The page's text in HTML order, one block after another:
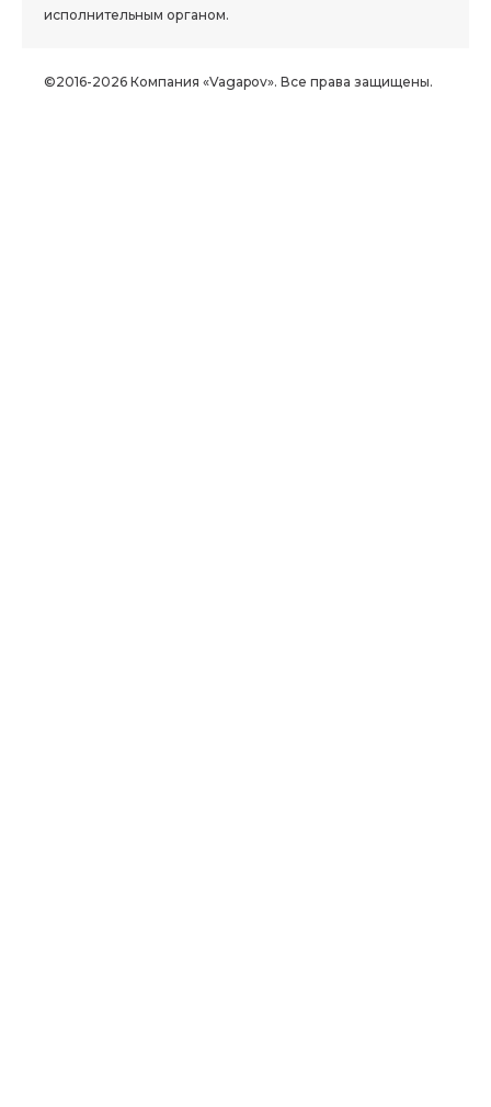
исполнительным органом.
©2016-2026 Компания «Vagapov». Все права защищены.